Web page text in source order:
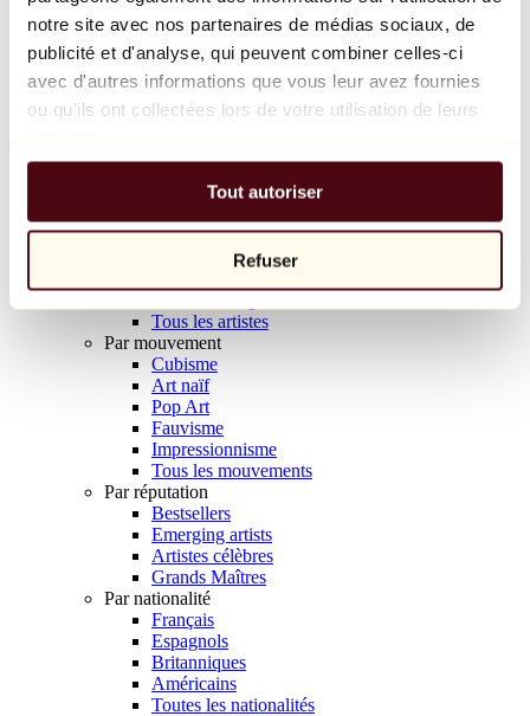
notre site avec nos partenaires de médias sociaux, de
publicité et d'analyse, qui peuvent combiner celles-ci
avec d'autres informations que vous leur avez fournies
ou qu'ils ont collectées lors de votre utilisation de leurs
Tout autoriser
Refuser
Balloon Dog (Orange)
Jeff Koons
10 000 €
Parcourir
Tous les sculpteurs
Tous les photographes
Tous les artistes
Par mouvement
Cubisme
Art naïf
Pop Art
Fauvisme
Impressionnisme
Tous les mouvements
Par réputation
Bestsellers
Emerging artists
Artistes célèbres
Grands Maîtres
Par nationalité
Français
Espagnols
Britanniques
Américains
Toutes les nationalités